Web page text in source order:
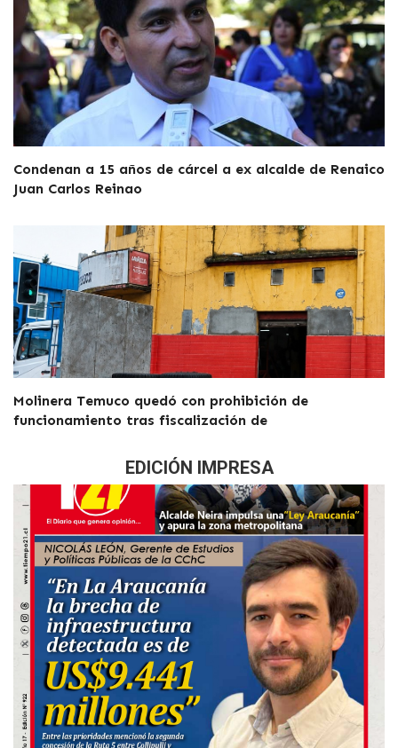
Condenan a 15 años de cárcel a ex alcalde de Renaico
Juan Carlos Reinao
Molinera Temuco quedó con prohibición de
funcionamiento tras fiscalización de
EDICIÓN IMPRESA